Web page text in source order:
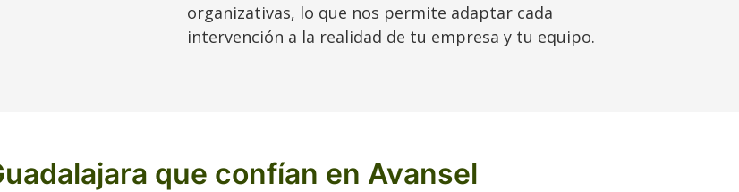
organizativas, lo que nos permite adaptar cada
intervención a la realidad de tu empresa y tu equipo.
que confían en Avansel